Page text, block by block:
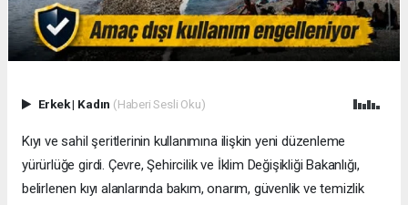
Erkek| Kadın (Haberi Sesli Oku)
Kıyı ve sahil şeritlerinin kullanımına ilişkin yeni düzenleme
yürürlüğe girdi. Çevre, Şehircilik ve İklim Değişikliği Bakanlığı,
belirlenen kıyı alanlarında bakım, onarım, güvenlik ve temizlik